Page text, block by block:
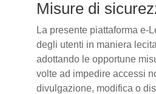
Misure di
La presente piattaforma e-
degli utenti in maniera
adottando le opportune
volte ad impedire accessi
divulgazione, modifica o